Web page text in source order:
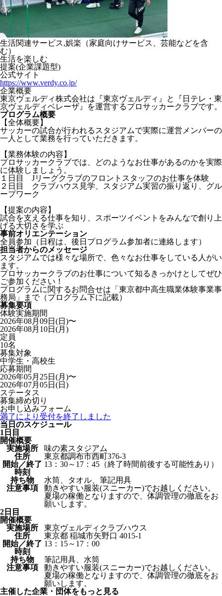
生活関連サービス,娯楽（家庭向けサービス、芸能などを含
む）
生活を楽しむ
提案(企業課題型)
公式サイト
https://www.verdy.co.jp/
企業概要
東京ヴェルディ株式会社は『東京ヴェルディ』と『日テレ・東
京ヴェルディベレーザ』を運営するプロサッカークラブです。
プログラム概要
【全体概要】
サッカーの試合が行われるスタジアムで実際に運営メンバーの
一人として業務を行っていただきます。
【業務体験の内容】
プロサッカークラブでは、どのようなお仕事があるのかを実際
に体験しましょう。
１日目 Jリーグクラブのフロントスタッフのお仕事を体験
２日目 クラブハウス見学、スタジアム実習の振り返り、グル
ープワーク
【提案の内容】
試合を支える仕事を知り、スポーツイベントをみんなで創り上
げる大切さを学ぶ
事前オリエンテーション
全員参加（日程は、後日プログラム参加者に連絡します）
担当者からのメッセージ
スタジアムでは様々な場所で、色々なお仕事をしている人がい
ます。
プロサッカークラブのお仕事について知るきっかけとしてぜひ
ご参加ください！
プログラムに関するお問合せは「東京都中高生職業体験事業事
務局」まで（プログラム下に記載）
募集要項
体験実施期間
2026年08月09日(日)〜
2026年08月10日(月)
定員
10名
募集対象
中学生・高校生
応募期間
2026年05月25日(月)〜
2026年07月05日(日)
ステータス
募集締め切り
お申し込みフォーム
満了により受付を終了しました
当日のスケジュール
1日目
開催概要
実施場所
味の素スタジアム
住所
東京都調布市西町376-3
開始／終了
時刻
13：30～17：45（終了時間前後する可能性あり）
持ち物
水筒、タオル、筆記用具
注意事項
動きやすい服装(スニーカー)でお越しください。
夏場の稼働となりますので、体調管理の徹底をお
願いします。
2日目
開催概要
実施場所
東京ヴェルディクラブハウス
住所
東京都 稲城市矢野口 4015-1
開始／終了
時刻
13：15～17：00
持ち物
筆記用具、水筒
注意事項
動きやすい服装(スニーカー)でお越しください。
夏場の稼働となりますので、体調管理の徹底をお
願いします。
主催した企業・団体をもっと見る